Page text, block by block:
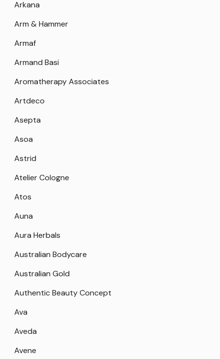
Arkana
Arm & Hammer
Armaf
Armand Basi
Aromatherapy Associates
Artdeco
Asepta
Asoa
Astrid
Atelier Cologne
Atos
Auna
Aura Herbals
Australian Bodycare
Australian Gold
Authentic Beauty Concept
Ava
Aveda
Avene